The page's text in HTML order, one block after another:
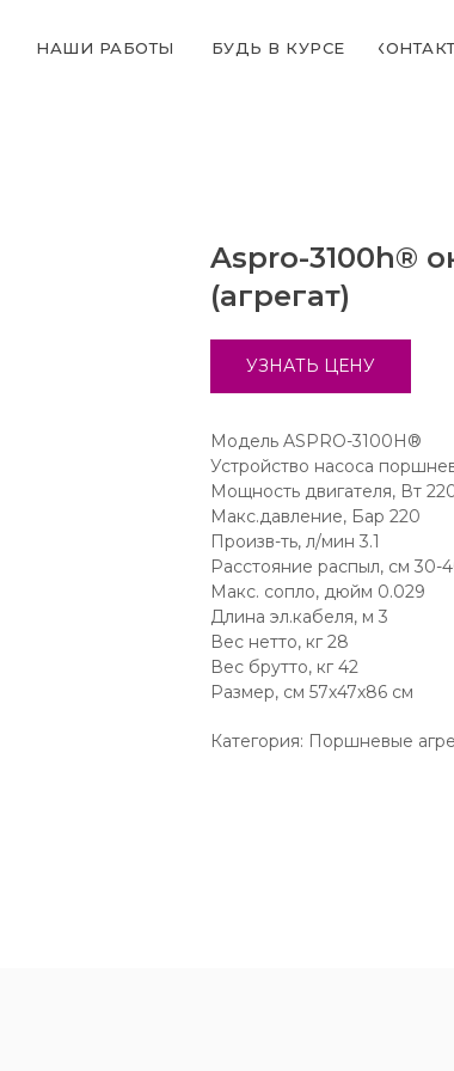
НАШИ РАБОТЫ БУДЬ В КУРСЕ
Aspro-3100h®
(агрегат)
УЗНАТЬ ЦЕНУ
Модель ASPRO-3100H®
Устройство насоса
Мощность двигателя, Вт
Макс.давление, Бар 220
Произв-ть, л/мин 3.1
Расстояние распыл, см 30-
Макс. сопло, дюйм 0.029
Длина эл.кабеля, м 3
Вес нетто, кг 28
Вес брутто, кг 42
Размер, см 57х47х86 см
Категория: Поршневые